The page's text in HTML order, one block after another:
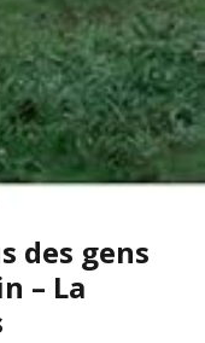
des gens
– La